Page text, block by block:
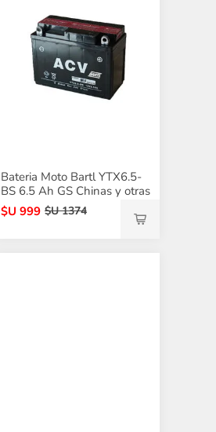
Bateria Moto Bartl YTX6.5-
BS 6.5 Ah GS Chinas y otras
$U 999 $U 1374